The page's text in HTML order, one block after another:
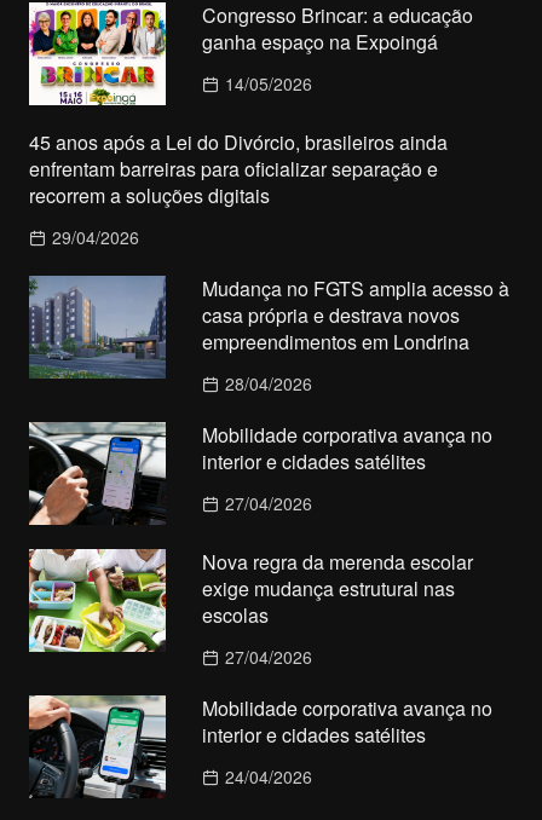
Congresso Brincar: a educação
ganha espaço na Expoingá
14/05/2026
45 anos após a Lei do Divórcio, brasileiros ainda
enfrentam barreiras para oficializar separação e
recorrem a soluções digitais
29/04/2026
Mudança no FGTS amplia acesso à
casa própria e destrava novos
empreendimentos em Londrina
28/04/2026
Mobilidade corporativa avança no
interior e cidades satélites
27/04/2026
Nova regra da merenda escolar
exige mudança estrutural nas
escolas
27/04/2026
Mobilidade corporativa avança no
interior e cidades satélites
24/04/2026